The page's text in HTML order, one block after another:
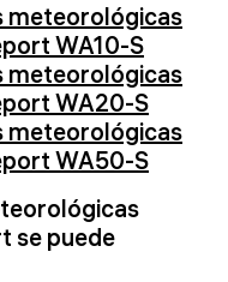
meteorológicas
WA10-S
meteorológicas
WA20-S
meteorológicas
WA50-S
se puede